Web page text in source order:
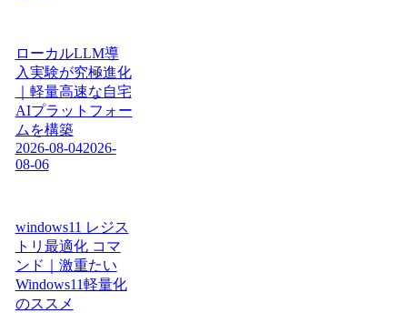
ローカルLLM導
入実験が究極進化
｜軽量高速な自宅
AIプラットフォー
ムを構築
2026-08-042026-
08-06
windows11 レジス
トリ最適化 コマ
ンド｜激重たい
Windows11軽量化
のススメ